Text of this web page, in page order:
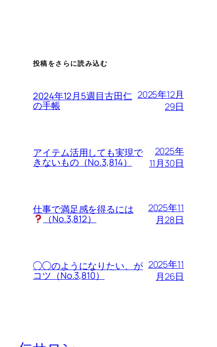
投稿をさらに読み込む
2024年12月5週目古田仁
の手帳
2025年12月
29日
アイテム活用しても実現で
きないもの（No.3,814）
2025年
11月30日
仕事で満足感を得るには
（No.3,812）
2025年11
月28日
◯◯のようになりたい、が
コツ（No.3,810）
2025年11
月26日